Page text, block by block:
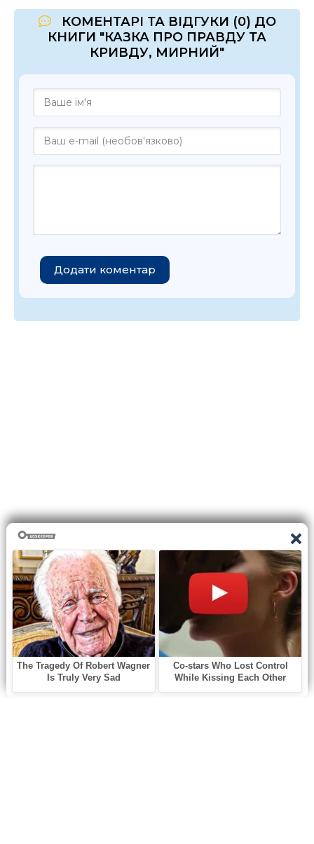
КОМЕНТАРІ ТА ВІДГУКИ (0) ДО
КНИГИ "КАЗКА ПРО ПРАВДУ ТА
КРИВДУ, МИРНИЙ"
Додати коментар